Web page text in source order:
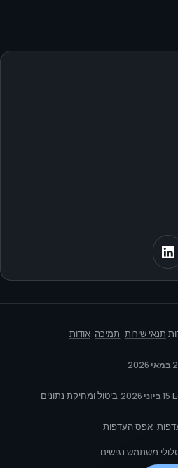
תנאי שירות תמיכה אודות
2026
15 ביוני 2026 ביטול ומחיקת נתונים
אפס העדפות
משתמש נגישים.